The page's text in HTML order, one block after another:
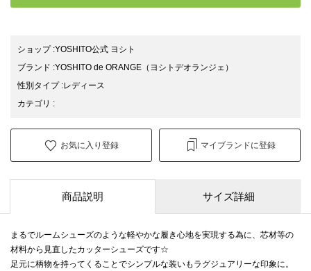
ショップ:YOSHITO公式 ヨシト
ブランド :YOSHITO de ORANGE （ヨシトデオランジェ）
性別タイプ:レディース
カテゴリ :
お気に入り登録 マイブランドに登録
商品説明 サイズ詳細
まるでルームシューズのような軽やかな履き心地を実現する為に、芯材等の
材料から見直したカッターシューズです☆
足元に柄物を持ってくることでシンプルな装いもラグジュアリーな印象に。